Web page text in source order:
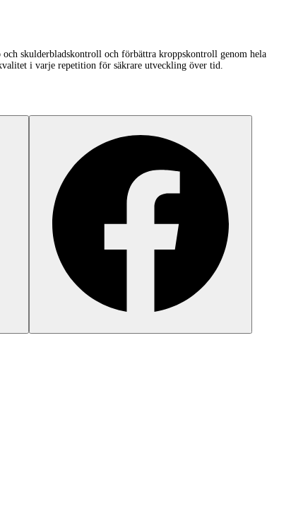
skulderbladskontroll och förbättra kroppskontroll genom hela
i varje repetition för säkrare utveckling över tid.